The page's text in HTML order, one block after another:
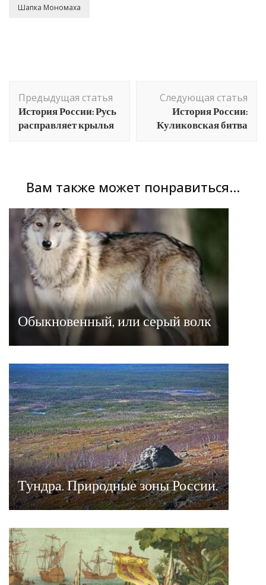
Шапка Мономаха
по
записям
Предыдущая статья
История России: Русь
расправляет крылья
Следующая статья
История России:
Куликовская битва
Вам также может понравиться...
Обыкновенный, или серый волк
Тундра. Природные зоны России.